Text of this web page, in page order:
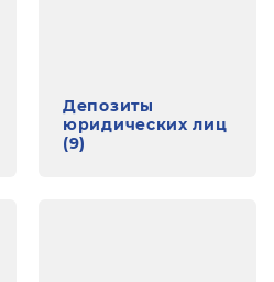
Депозиты
юридических лиц
(9)